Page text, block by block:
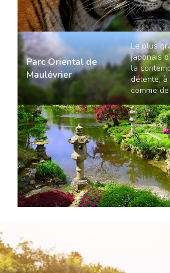
Parc Oriental de
Maulévrier
Le plus
japonais
la
détente,
comme